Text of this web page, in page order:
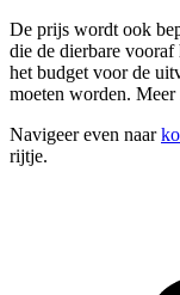
De prijs wordt ook
die de dierbare vooraf
het budget voor de
moeten worden.
Navigeer even naar
rijtje.